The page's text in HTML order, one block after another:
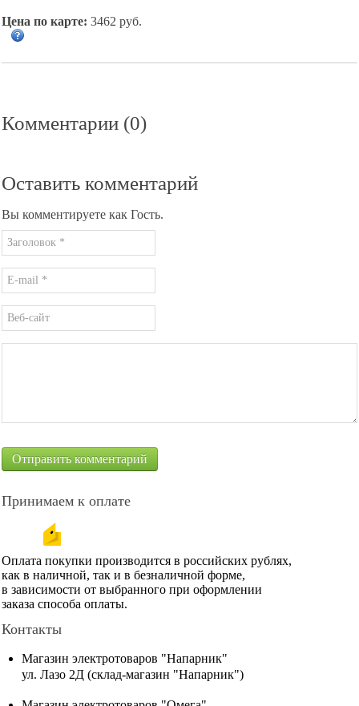
Цена по карте: 3462 руб.
Комментарии (0)
Оставить комментарий
Вы комментируете как Гость.
Принимаем к оплате
Оплата покупки производится в российских рублях,
как в наличной, так и в безналичной форме,
в зависимости от выбранного при оформлении
заказа способа оплаты.
Контакты
Магазин электротоваров "Напарник"
ул. Лазо 2Д (склад-магазин "Напарник")